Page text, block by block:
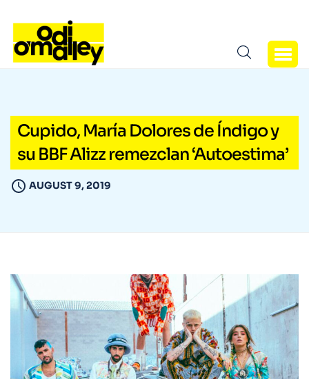
Cupido, María Dolores de Índigo y
su BBF Alizz remezclan ‘Autoestima’
AUGUST 9, 2019